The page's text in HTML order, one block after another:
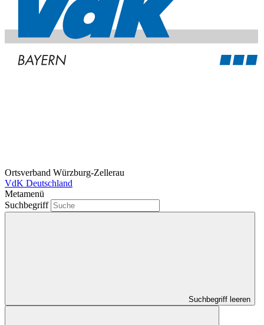
Ortsverband Würzburg-Zellerau
VdK Deutschland
Metamenü
Suchbegriff
Suchbegriff leeren